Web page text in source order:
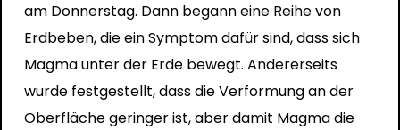
am Donnerstag. Dann begann eine Reihe von
Erdbeben, die ein Symptom dafür sind, dass sich
Magma unter der Erde bewegt. Andererseits
wurde festgestellt, dass die Verformung an der
Oberfläche geringer ist, aber damit Magma die